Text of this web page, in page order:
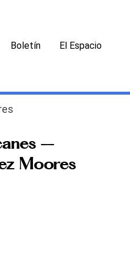
Boletín El Espacio
–
Moores